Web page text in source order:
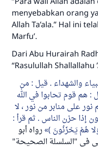
menyebabkan orang
Allah Ta’ala.” Hal ini
Marfu’.
Dari Abu Hurairah
“Rasulullah Shallallahu
والشهداء . قيل : من
: هم قوم تحابوا في الله
على منابر من نور ، لا
إذا حزن الناس . ثم قرأ :
هُمْ يَحْزَنُونَ ) رواه أبو
في "السلسلة الصحيحة"